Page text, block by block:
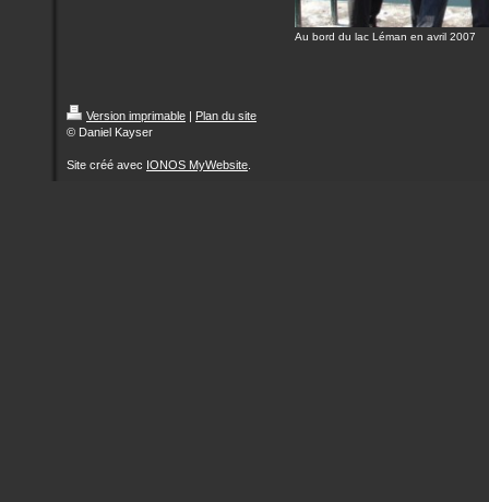
Au bord du lac Léman en avril 2007
Version imprimable | Plan du site
© Daniel Kayser
Site créé avec IONOS MyWebsite